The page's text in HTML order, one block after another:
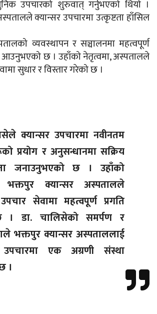
उपचारको शुरुवात् गर्नुभएको थियो ।
क्यान्सर उपचारमा उत्कृष्टता हाँसिल
व्यवस्थापन र सञ्चालनमा महत्वपूर्ण
आउनुभएको छ । उहाँको नेतृत्वमा, अस्पतालले
सुधार र विस्तार गरेको छ ।
क्यान्सर उपचारमा नवीनतम
प्रयोग र अनुसन्धानमा सक्रिय
जनाउनुभएको छ । उहाँको
भक्तपुर क्यान्सर अस्पतालले
सेवामा महत्वपूर्ण प्रगति
। डा. चालिसेको समर्पण र
भक्तपुर क्यान्सर अस्पताललाई
उपचारमा एक अग्रणी संस्था
।